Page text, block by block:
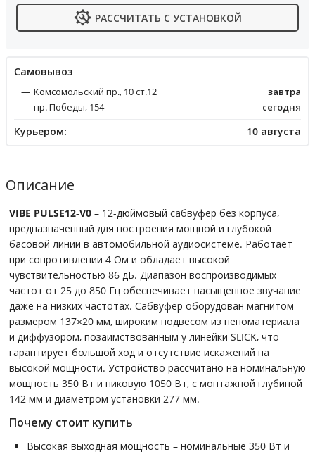
РАССЧИТАТЬ С УСТАНОВКОЙ
Cамовывоз
Комсомольский пр., 10 ст.12
завтра
пр. Победы, 154
сегодня
Курьером: 10 августа
Описание
VIBE PULSE12‑V0 – 12-дюймовый сабвуфер без корпуса,
предназначенный для построения мощной и глубокой
басовой линии в автомобильной аудиосистеме. Работает
при сопротивлении 4 Ом и обладает высокой
чувствительностью 86 дБ. Диапазон воспроизводимых
частот от 25 до 850 Гц обеспечивает насыщенное звучание
даже на низких частотах. Сабвуфер оборудован магнитом
размером 137×20 мм, широким подвесом из пеноматериала
и диффузором, позаимствованным у линейки SLICK, что
гарантирует большой ход и отсутствие искажений на
высокой мощности. Устройство рассчитано на номинальную
мощность 350 Вт и пиковую 1050 Вт, с монтажной глубиной
142 мм и диаметром установки 277 мм.
Почему стоит купить
Высокая выходная мощность – номинальные 350 Вт и